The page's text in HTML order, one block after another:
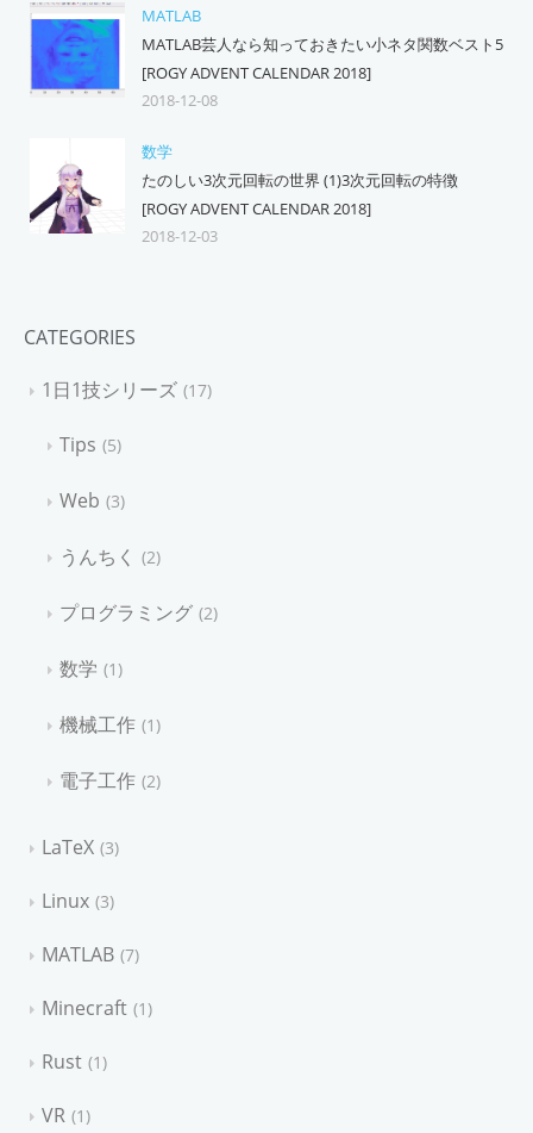
MATLAB
MATLAB芸人なら知っておきたい小ネタ関数ベスト5
[ROGY ADVENT CALENDAR 2018]
2018-12-08
数学
たのしい3次元回転の世界 (1)3次元回転の特徴
[ROGY ADVENT CALENDAR 2018]
2018-12-03
CATEGORIES
1日1技シリーズ 17
Tips 5
Web 3
うんちく 2
プログラミング 2
数学 1
機械工作 1
電子工作 2
LaTeX 3
Linux 3
MATLAB 7
Minecraft 1
Rust 1
VR 1